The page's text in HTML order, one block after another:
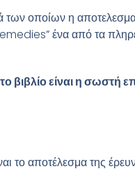
οποίων η
ένα από τα
βιβλίο είναι η σωστή
το αποτέλεσμα της